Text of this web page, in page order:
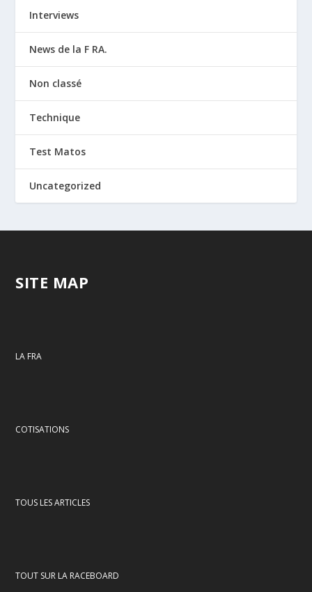
Interviews
News de la F RA.
Non classé
Technique
Test Matos
Uncategorized
SITE MAP
LA FRA
COTISATIONS
TOUS LES ARTICLES
TOUT SUR LA RACEBOARD